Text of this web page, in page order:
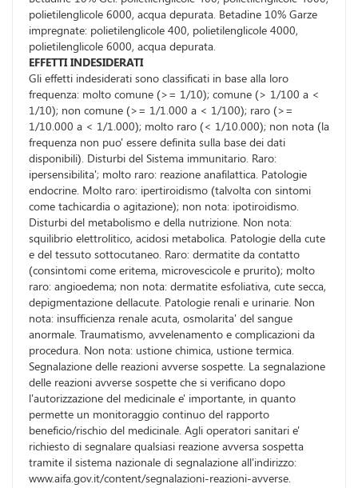
polietilenglicole 6000, acqua depurata. Betadine 10% Garze
impregnate: polietilenglicole 400, polietilenglicole 4000,
polietilenglicole 6000, acqua depurata.
EFFETTI INDESIDERATI
Gli effetti indesiderati sono classificati in base alla loro
frequenza: molto comune (>= 1/10); comune (> 1/100 a <
1/10); non comune (>= 1/1.000 a < 1/100); raro (>=
1/10.000 a < 1/1.000); molto raro (< 1/10.000); non nota (la
frequenza non puo' essere definita sulla base dei dati
disponibili). Disturbi del Sistema immunitario. Raro:
ipersensibilita'; molto raro: reazione anafilattica. Patologie
endocrine. Molto raro: ipertiroidismo (talvolta con sintomi
come tachicardia o agitazione); non nota: ipotiroidismo.
Disturbi del metabolismo e della nutrizione. Non nota:
squilibrio elettrolitico, acidosi metabolica. Patologie della cute
e del tessuto sottocutaneo. Raro: dermatite da contatto
(consintomi come eritema, microvescicole e prurito); molto
raro: angioedema; non nota: dermatite esfoliativa, cute secca,
depigmentazione dellacute. Patologie renali e urinarie. Non
nota: insufficienza renale acuta, osmolarita' del sangue
anormale. Traumatismo, avvelenamento e complicazioni da
procedura. Non nota: ustione chimica, ustione termica.
Segnalazione delle reazioni avverse sospette. La segnalazione
delle reazioni avverse sospette che si verificano dopo
l'autorizzazione del medicinale e' importante, in quanto
permette un monitoraggio continuo del rapporto
beneficio/rischio del medicinale. Agli operatori sanitari e'
richiesto di segnalare qualsiasi reazione avversa sospetta
tramite il sistema nazionale di segnalazione all'indirizzo:
www.aifa.gov.it/content/segnalazioni-reazioni-avverse.